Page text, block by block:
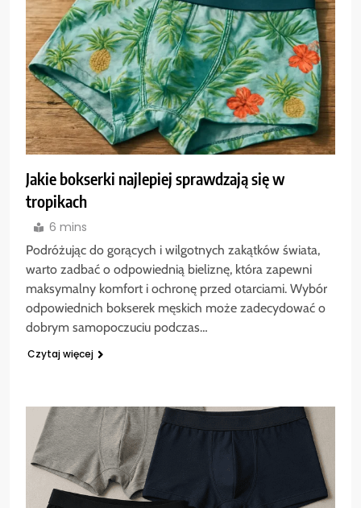
Jakie bokserki najlepiej sprawdzają się w
tropikach
6 mins
Podróżując do gorących i wilgotnych zakątków świata,
warto zadbać o odpowiednią bieliznę, która zapewni
maksymalny komfort i ochronę przed otarciami. Wybór
odpowiednich bokserek męskich może zadecydować o
dobrym samopoczuciu podczas…
Czytaj więcej